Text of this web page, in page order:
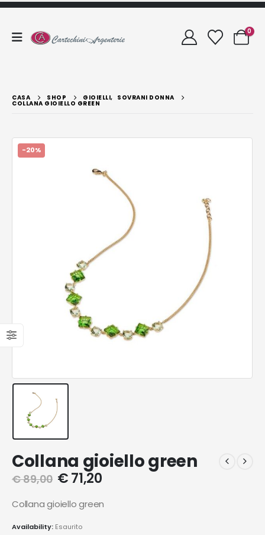
0
CASA SHOP GIOIELLI, SOVRANI DONNA
COLLANA GIOIELLO GREEN
-20%
Collana gioiello green
€89,00 €71,20
Collana gioiello green
Availability: Esaurito